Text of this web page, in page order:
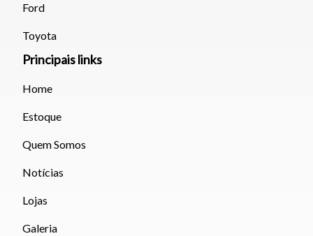
Ford
Toyota
Principais links
Home
Estoque
Quem Somos
Notícias
Lojas
Galeria